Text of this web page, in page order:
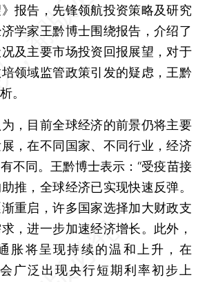
报告，先锋领航投资策略及研究
学家王黔博士围绕报告，介绍了
及主要市场投资回报展望，对于
领域监管政策引发的疑虑，王黔
。
目前全球经济的前景仍将主要
，在不同国家、不同行业，经济
不同。王黔博士表示：“受疫苗接
推，全球经济已实现快速反弹。
重启，许多国家选择加大财政支
，进一步加速经济增长。此外，
胀将呈现持续的温和上升，在
广泛出现央行短期利率初步上